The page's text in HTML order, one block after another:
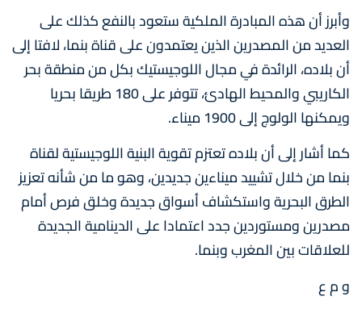
وأبرز أن هذه المبادرة الملكية ستعود بالنفع كذلك على
العديد من المصدرين الذين يعتمدون على قناة بنما، لافتا إلى
أن بلاده، الرائدة في مجال اللوجيستيك بكل من منطقة بحر
الكاريبي والمحيط الهادئ، تتوفر على 180 طريقا بحريا
ويمكنها الولوج إلى 1900 ميناء.
كما أشار إلى أن بلاده تعتزم تقوية البنية اللوجيستية لقناة
بنما من خلال تشييد ميناءين جديدين، وهو ما من شأنه تعزيز
الطرق البحرية واستكشاف أسواق جديدة وخلق فرص أمام
مصدرين ومستوردين جدد اعتمادا على الدينامية الجديدة
للعلاقات بين المغرب وبنما.
و م ع